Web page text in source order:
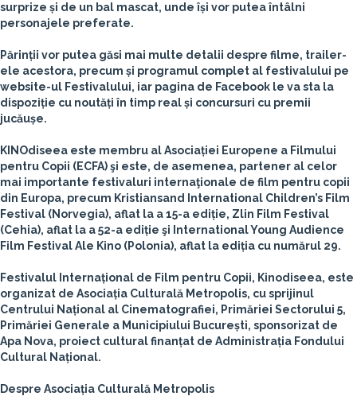
surprize și de un bal mascat, unde își vor putea întâlni
personajele preferate.
Părinții vor putea găsi mai multe detalii despre filme, trailer-
ele acestora, precum și programul complet al festivalului pe
website-ul Festivalului, iar pagina de Facebook le va sta la
dispoziție cu noutăți în timp real și concursuri cu premii
jucăușe.
KINOdiseea este membru al Asociației Europene a Filmului
pentru Copii (ECFA) şi este, de asemenea, partener al celor
mai importante festivaluri internaţionale de film pentru copii
din Europa, precum Kristiansand International Children’s Film
Festival (Norvegia), aflat la a 15-a ediție, Zlin Film Festival
(Cehia), aflat la a 52-a ediție şi International Young Audience
Film Festival Ale Kino (Polonia), aflat la ediția cu numărul 29.
Festivalul Internațional de Film pentru Copii, Kinodiseea, este
organizat de Asociația Culturală Metropolis, cu sprijinul
Centrului Național al Cinematografiei, Primăriei Sectorului 5,
Primăriei Generale a Municipiului București, sponsorizat de
Apa Nova, proiect cultural finanțat de Administrația Fondului
Cultural Național.
Despre Asociația Culturală Metropolis